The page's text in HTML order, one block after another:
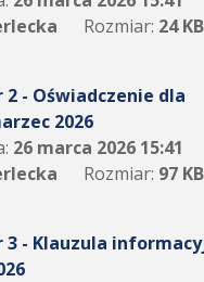
Rozmiar: 24 KB
2 - Oświadczenie dla
2026
26 marca 2026 15:41
Rozmiar: 97 KB
3 - Klauzula